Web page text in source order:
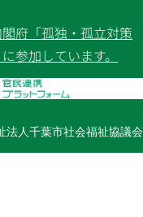
府「孤独・孤立対策
参加しています。
人千葉市社会福祉協議会